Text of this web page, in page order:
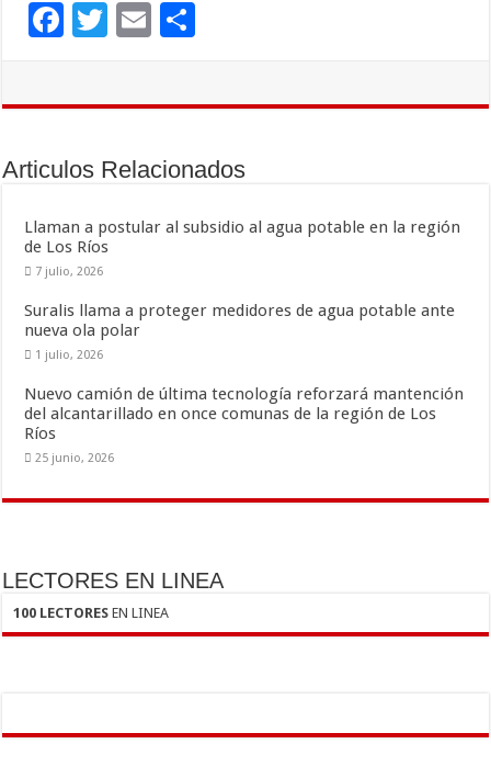
F
o
k
T
E
ar
r
Articulos Relacionados
Llaman a postular al subsidio al agua potable en la región
de Los Ríos
7 julio, 2026
Suralis llama a proteger medidores de agua potable ante
nueva ola polar
1 julio, 2026
Nuevo camión de última tecnología reforzará mantención
del alcantarillado en once comunas de la región de Los
Ríos
25 junio, 2026
LECTORES EN LINEA
100 LECTORES EN LINEA